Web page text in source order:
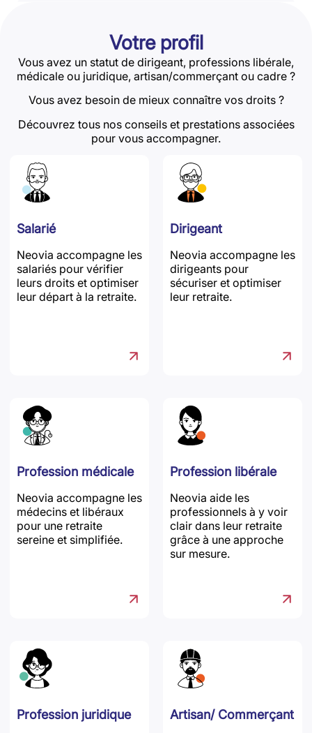
Votre profil
Vous avez un statut de dirigeant, professions libérale,
médicale ou juridique, artisan/commerçant ou cadre ?
Vous avez besoin de mieux connaître vos droits ?
Découvrez tous nos conseils et prestations associées
pour vous accompagner.
Salarié
Neovia accompagne les
salariés pour vérifier
leurs droits et optimiser
leur départ à la retraite.
Dirigeant
Neovia accompagne les
dirigeants pour
sécuriser et optimiser
leur retraite.
Profession médicale
Neovia accompagne les
médecins et libéraux
pour une retraite
sereine et simplifiée.
Profession libérale
Neovia aide les
professionnels à y voir
clair dans leur retraite
grâce à une approche
sur mesure.
Profession juridique Artisan/ Commerçant